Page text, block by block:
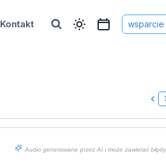
Kontakt wsparcie
Audio generowane przez AI i może zawierać błędy